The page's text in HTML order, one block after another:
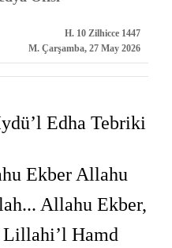
H. 10 Zilhicce 1447
M. Çarşamba, 27 May 2026
Edha Tebriki
Ekber Allahu
Allahu Ekber,
Hamd